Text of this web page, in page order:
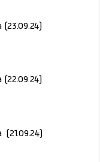
(23.09.24)
(22.09.24)
(21.09.24)